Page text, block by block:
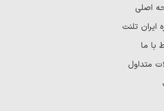
اصلی
ایران تلنت
با ما
متداول